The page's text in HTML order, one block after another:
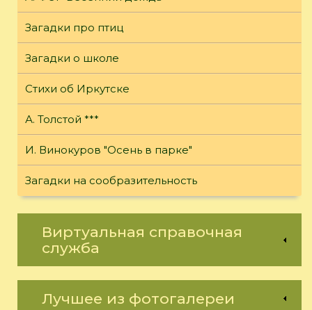
Загадки про птиц
Загадки о школе
Стихи об Иркутске
А. Толстой ***
И. Винокуров "Осень в парке"
Загадки на сообразительность
Виртуальная справочная
служба
Лучшее из фотогалереи